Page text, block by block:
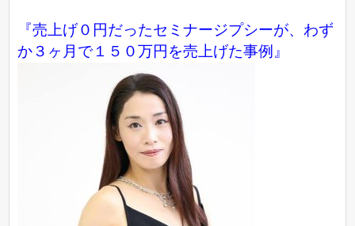
『売上げ０円だったセミナージプシーが、わず
か３ヶ月で１５０万円を売上げた事例』